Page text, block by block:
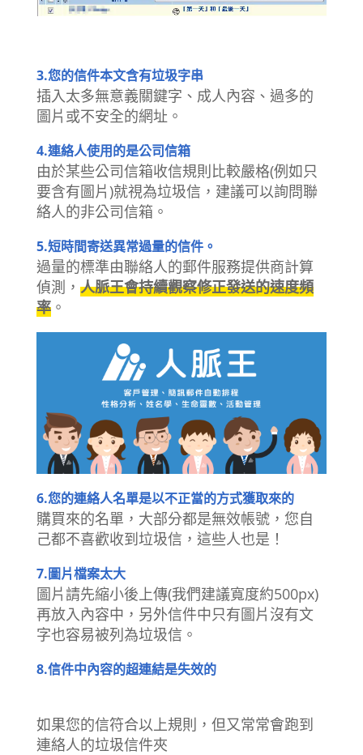
3.您的信件本文含有垃圾字串
插入太多無意義關鍵字、成人內容、過多的
圖片或不安全的網址。
4.連絡人使用的是公司信箱
由於某些公司信箱收信規則比較嚴格(例如只
要含有圖片)就視為垃圾信，建議可以詢問聯
絡人的非公司信箱。
5.短時間寄送異常過量的信件。
過量的標準由聯絡人的郵件服務提供商計算
偵測， 人脈王會持續觀察修正發送的速度頻
率。
6.您的連絡人名單是以不正當的方式獲取來的
購買來的名單，大部分都是無效帳號，您自
己都不喜歡收到垃圾信，這些人也是！
7.圖片檔案太大
圖片請先縮小後上傳(我們建議寬度約500px)
再放入內容中，另外信件中只有圖片沒有文
字也容易被列為垃圾信。
8.信件中內容的超連結是失效的
如果您的信符合以上規則，但又常常會跑到
連絡人的垃圾信件夾